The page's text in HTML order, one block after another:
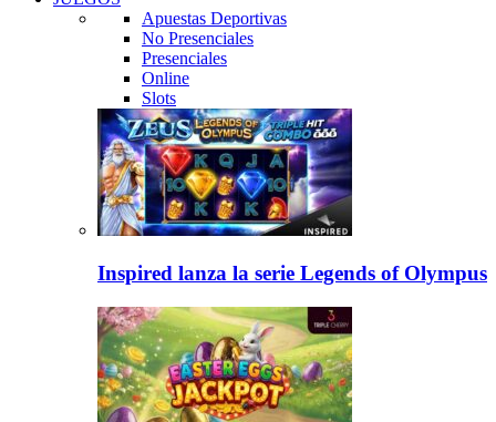
Apuestas Deportivas
No Presenciales
Presenciales
Online
Slots
Inspired lanza la serie Legends of Olympus